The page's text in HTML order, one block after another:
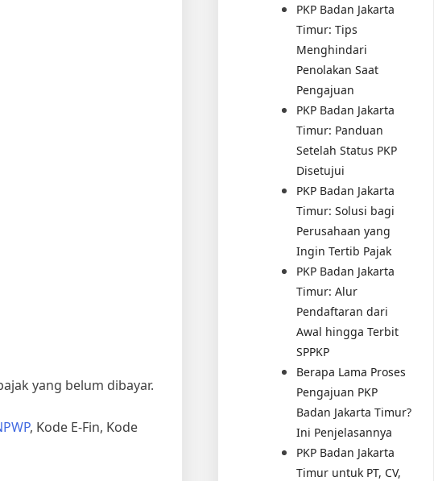
yang belum dibayar.
, Kode E-Fin, Kode
PKP Badan Jakarta
Timur: Tips
Menghindari
Penolakan Saat
Pengajuan
PKP Badan Jakarta
Timur: Panduan
Setelah Status PKP
Disetujui
PKP Badan Jakarta
Timur: Solusi bagi
Perusahaan yang
Ingin Tertib Pajak
PKP Badan Jakarta
Timur: Alur
Pendaftaran dari
Awal hingga Terbit
SPPKP
Berapa Lama Proses
Pengajuan PKP
Badan Jakarta Timur?
Ini Penjelasannya
PKP Badan Jakarta
Timur untuk PT, CV,